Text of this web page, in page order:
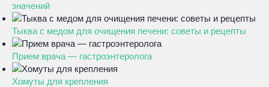
значений
Тыква с медом для очищения печени: советы и рецепты
Прием врача — гастроэнтеролога
Хомуты для крепления